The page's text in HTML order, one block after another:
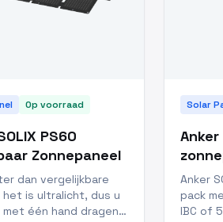
Op voorraad
PS60
Zonnepaneel
dan vergelijkbare
het is ultralicht, dus u
één hand dragen.
Solar
Anker
Anker
pack
IBC of